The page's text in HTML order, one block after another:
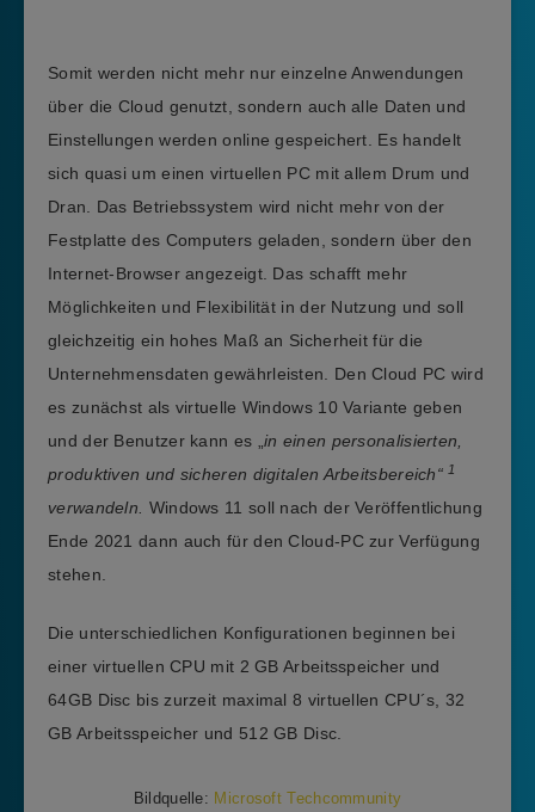
Somit werden nicht mehr nur einzelne Anwendungen
über die Cloud genutzt, sondern auch alle Daten und
Einstellungen werden online gespeichert. Es handelt
sich quasi um einen virtuellen PC mit allem Drum und
Dran. Das Betriebssystem wird nicht mehr von der
Festplatte des Computers geladen, sondern über den
Internet-Browser angezeigt. Das schafft mehr
Möglichkeiten und Flexibilität in der Nutzung und soll
gleichzeitig ein hohes Maß an Sicherheit für die
Unternehmensdaten gewährleisten. Den Cloud PC wird
es zunächst als virtuelle Windows 10 Variante geben
und der Benutzer kann es „in einen personalisierten,
produktiven und sicheren digitalen Arbeitsbereich“1
verwandeln. Windows 11 soll nach der Veröffentlichung
Ende 2021 dann auch für den Cloud-PC zur Verfügung
stehen.
Die unterschiedlichen Konfigurationen beginnen bei
einer virtuellen CPU mit 2 GB Arbeitsspeicher und
64GB Disc bis zurzeit maximal 8 virtuellen CPU´s, 32
GB Arbeitsspeicher und 512 GB Disc.
Bildquelle: Microsoft Techcommunity